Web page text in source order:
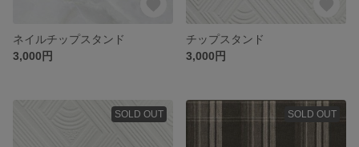
ネイルチップスタンド
3,000円
チップスタンド
3,000円
SOLD OUT SOLD OUT